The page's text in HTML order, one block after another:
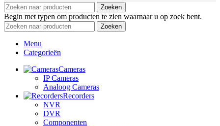
Zoeken
Begin met typen om producten te zien waarnaar u op zoek bent.
Zoeken
Menu
Categorieën
Cameras
IP Cameras
Analoog Cameras
Recorders
NVR
DVR
Componenten